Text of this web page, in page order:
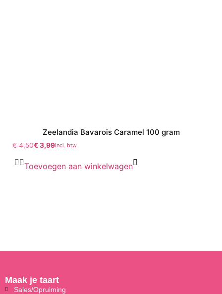
Zeelandia Bavarois Caramel 100 gram
€4,50€3,99incl. btw
Toevoegen aan winkelwagen
Maak je taart
Sales/Opruiming